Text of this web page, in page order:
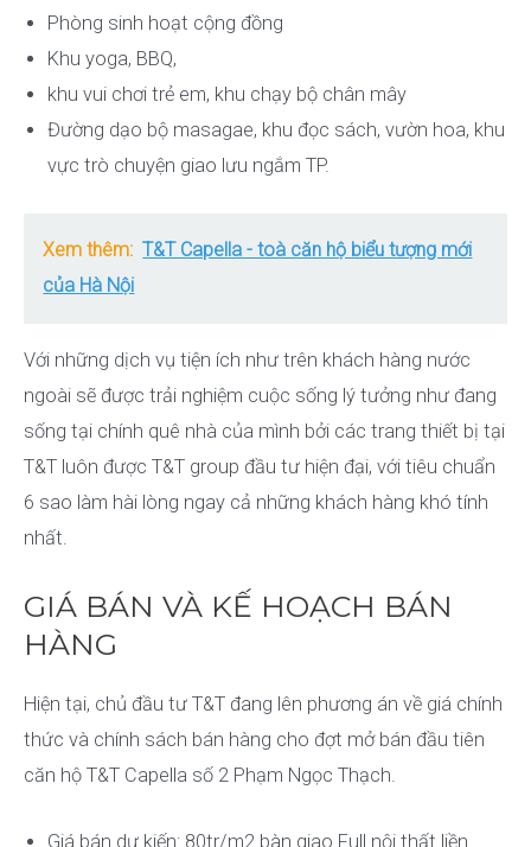
Phòng sinh hoạt cộng đồng
Khu yoga, BBQ,
khu vui chơi trẻ em, khu chạy bộ chân mây
Đường dạo bộ masagae, khu đọc sách, vườn hoa, khu
vực trò chuyện giao lưu ngắm TP.
Xem thêm: T&T Capella - toà căn hộ biểu tượng mới
của Hà Nội
Với những dịch vụ tiện ích như trên khách hàng nước
ngoài sẽ được trải nghiệm cuộc sống lý tưởng như đang
sống tại chính quê nhà của mình bởi các trang thiết bị tại
T&T luôn được T&T group đầu tư hiện đại, với tiêu chuẩn
6 sao làm hài lòng ngay cả những khách hàng khó tính
nhất.
GIÁ BÁN VÀ KẾ HOẠCH BÁN
HÀNG
Hiện tại, chủ đầu tư T&T đang lên phương án về giá chính
thức và chính sách bán hàng cho đợt mở bán đầu tiên
căn hộ T&T Capella số 2 Phạm Ngọc Thạch.
Giá bán dự kiến: 80tr/m2 bàn giao Full nội thất liền